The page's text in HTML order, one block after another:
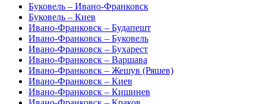
Буковель – Ивано-Франковск
Буковель – Киев
Ивано-Франковск – Будапешт
Ивано-Франковск – Буковель
Ивано-Франковск – Бухарест
Ивано-Франковск – Варшава
Ивано-Франковск – Жешув (Ряшев)
Ивано-Франковск – Киев
Ивано-Франковск – Кишинев